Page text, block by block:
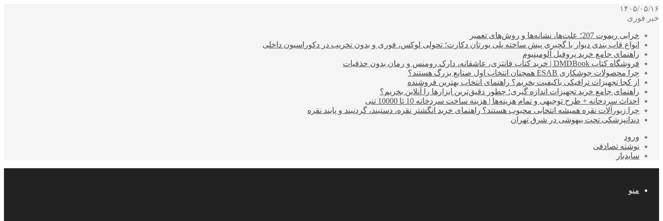
۱۴۰۵/۰۵/۱۶
خبر فوری
خرابی ریموت 207؛ علت‌ها، نشانه‌ها و روش‌های تعمیر
انواع قاب بندی دیوار با گچبری پیش ساخته پلی یورتان دکارت؛ تحولی لوکس، فوری و بدون تخریب در دکوراسیون داخلی
راهنمای جامع خرید پروفیل آلومینیوم
فروشگاه کتاب DMDBook | خرید کتاب فانتزی، عاشقانه، دارک رومنس و رمان بدون حذفیات
چرا محصولات جوشکاری ESAB همچنان انتخاب اول صنایع بزرگ هستند؟
از کجا تجهیزات ترافیکی باکیفیت بخریم؟ راهنمای انتخاب بهترین فروشنده
راهنمای جامع خرید تجهیزات اندازه گیری؛ چطور دقیق‌ترین ابزارها را آنلاین بخریم؟
احداث سردخانه + طرح توجیهی و تمام هزینه‌ها | هزینه ساخت سردخانه 10 تا 10000 تنی
چرا زیورآلات نقره همیشه انتخابی محبوب هستند؟ راهنمای خرید انگشتر نقره، دستبند، گردنبند و پابند نقره
دندانپزشکی تحت بیهوشی در شرق تهران
ورود
نوشته تصادفی
سایدبار
منو